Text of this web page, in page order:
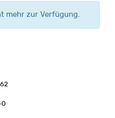
mehr zur Verfügung.
0